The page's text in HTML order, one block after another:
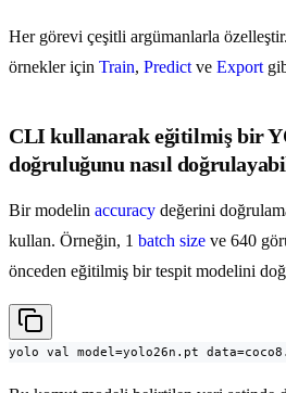
Her görevi çeşitli argümanlarla
örnekler için Train, Predict ve Export
CLI kullanarak eğitilmiş bir
doğruluğunu nasıl
Bir modelin accuracy değerini
kullan. Örneğin, 1 batch size ve 640
önceden eğitilmiş bir tespit modelini
yolo val model=yolo26n.pt